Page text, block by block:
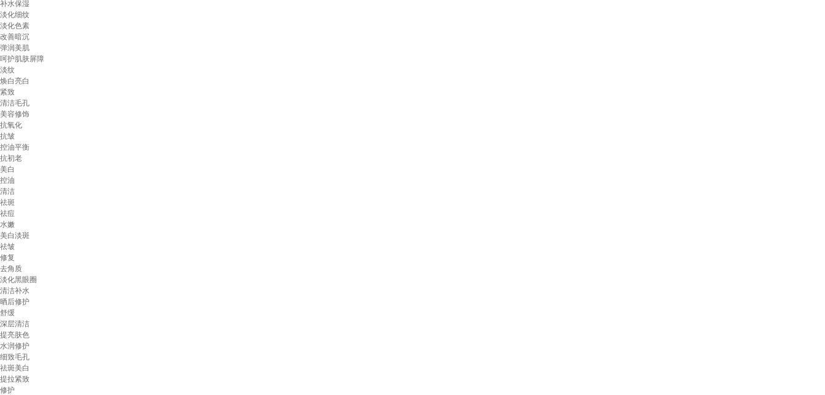
补水保湿
淡化细纹
淡化色素
改善暗沉
弹润美肌
呵护肌肤屏障
淡纹
焕白亮白
紧致
清洁毛孔
美容修饰
抗氧化
抗皱
控油平衡
抗初老
美白
控油
清洁
祛斑
祛痘
水嫩
美白淡斑
祛皱
修复
去角质
淡化黑眼圈
清洁补水
晒后修护
舒缓
深层清洁
提亮肤色
水润修护
细致毛孔
祛斑美白
提拉紧致
修护